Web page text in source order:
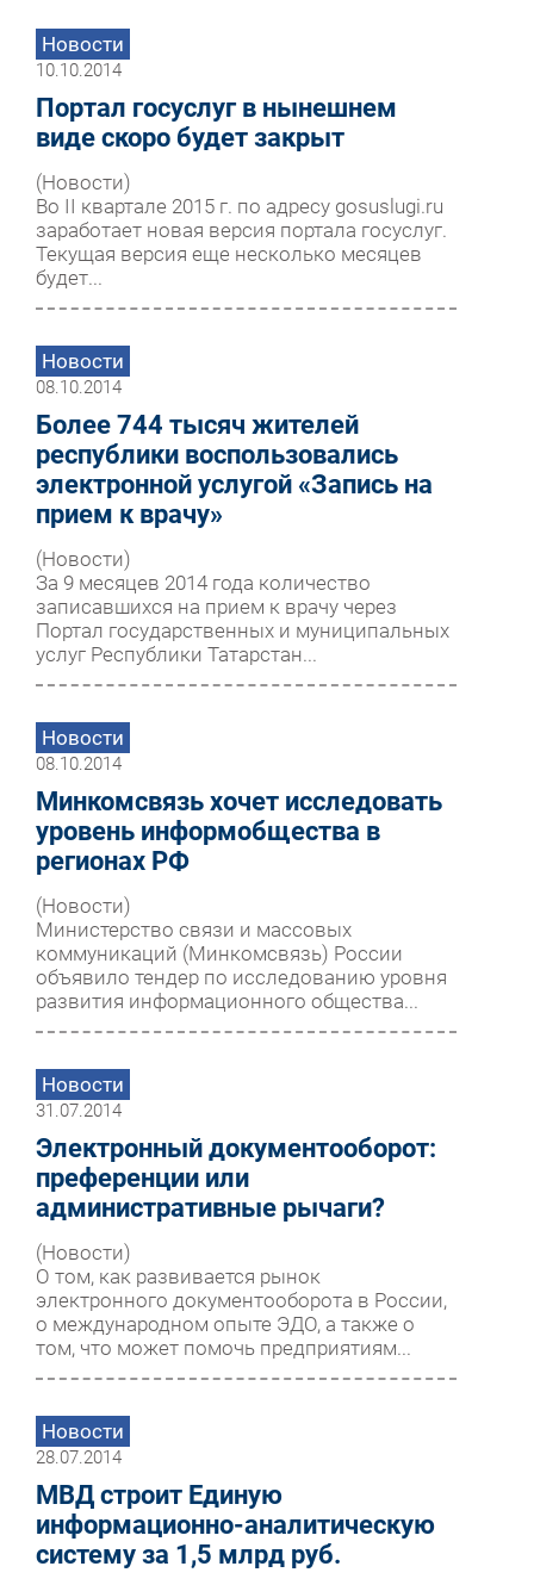
Новости
10.10.2014
Портал госуслуг в нынешнем
виде скоро будет закрыт
(Новости)
Во II квартале 2015 г. по адресу gosuslugi.ru
заработает новая версия портала госуслуг.
Текущая версия еще несколько месяцев
будет...
Новости
08.10.2014
Более 744 тысяч жителей
республики воспользовались
электронной услугой «Запись на
прием к врачу»
(Новости)
За 9 месяцев 2014 года количество
записавшихся на прием к врачу через
Портал государственных и муниципальных
услуг Республики Татарстан...
Новости
08.10.2014
Минкомсвязь хочет исследовать
уровень информобщества в
регионах РФ
(Новости)
Министерство связи и массовых
коммуникаций (Минкомсвязь) России
объявило тендер по исследованию уровня
развития информационного общества...
Новости
31.07.2014
Электронный документооборот:
преференции или
административные рычаги?
(Новости)
О том, как развивается рынок
электронного документооборота в России,
о международном опыте ЭДО, а также о
том, что может помочь предприятиям...
Новости
28.07.2014
МВД строит Единую
информационно-аналитическую
систему за 1,5 млрд руб.